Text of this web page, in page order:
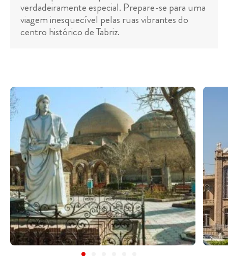
verdadeiramente especial. Prepare-se para uma
viagem inesquecível pelas ruas vibrantes do
centro histórico de Tabriz.